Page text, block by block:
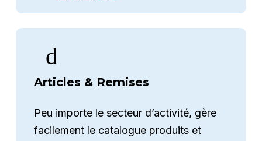
Articles & Remises
Peu importe le secteur d’activité, gère
facilement le catalogue produits et